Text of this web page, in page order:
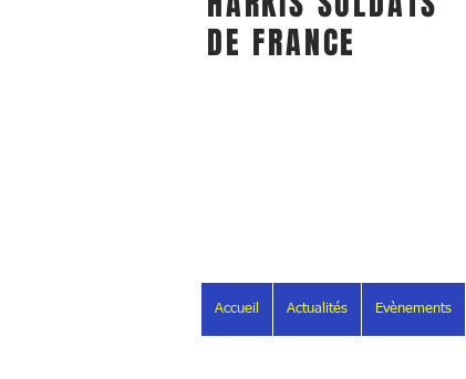
Accueil Actualités Evènements
DE FRANCE